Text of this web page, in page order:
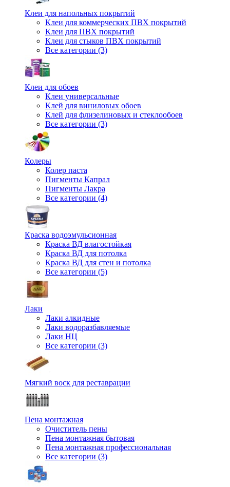
Клеи для напольных покрытий
Клеи для коммерческих ПВХ покрытий
Клеи для ПВХ покрытий
Клеи для стыков ПВХ покрытий
Все категории (3)
Клеи для обоев
Клеи универсальные
Клей для виниловых обоев
Клей для флизелиновых и стеклообоев
Все категории (3)
Колеры
Колер паста
Пигменты Капрал
Пигменты Лакра
Все категории (4)
Краска водоэмульсионная
Краска ВД влагостойкая
Краска ВД для потолка
Краска ВД для стен и потолка
Все категории (5)
Лаки
Лаки алкидные
Лаки водоразбавляемые
Лаки НЦ
Все категории (3)
Мягкий воск для реставрации
Пена монтажная
Очиститель пены
Пена монтажная бытовая
Пена монтажная профессиональная
Все категории (3)